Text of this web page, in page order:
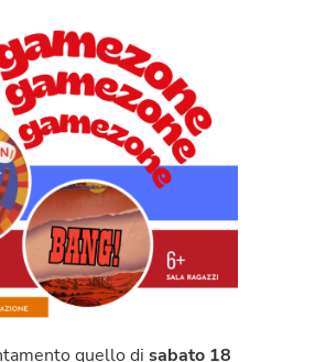
quello di sabato 18